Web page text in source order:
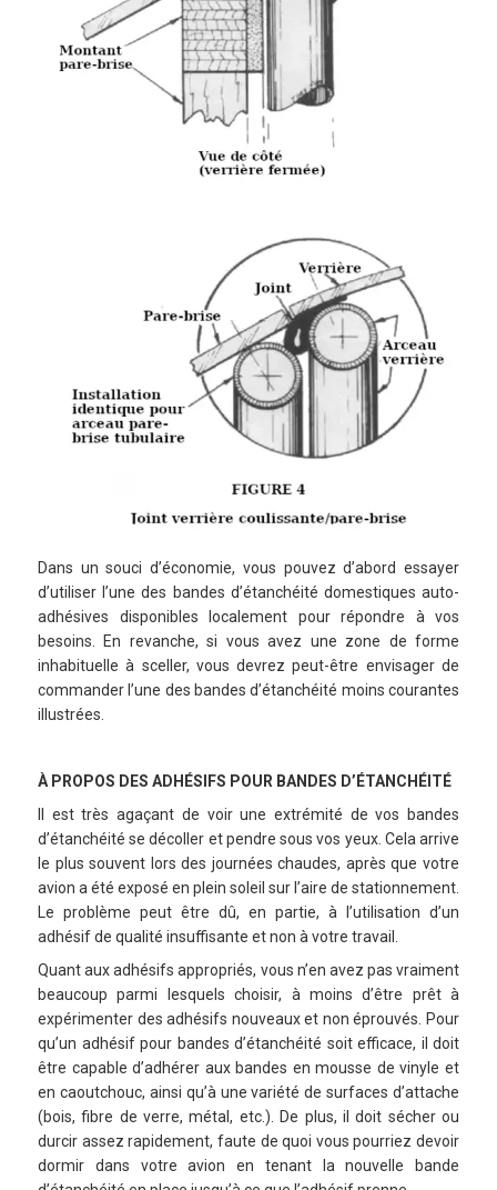
Dans un souci d’économie, vous pouvez d’abord essayer
d’utiliser l’une des bandes d’étanchéité domestiques auto-
adhésives disponibles localement pour répondre à vos
besoins. En revanche, si vous avez une zone de forme
inhabituelle à sceller, vous devrez peut-être envisager de
commander l’une des bandes d’étanchéité moins courantes
illustrées.
À PROPOS DES ADHÉSIFS POUR BANDES D’ÉTANCHÉITÉ
Il est très agaçant de voir une extrémité de vos bandes
d’étanchéité se décoller et pendre sous vos yeux. Cela arrive
le plus souvent lors des journées chaudes, après que votre
avion a été exposé en plein soleil sur l’aire de stationnement.
Le problème peut être dû, en partie, à l’utilisation d’un
adhésif de qualité insuffisante et non à votre travail.
Quant aux adhésifs appropriés, vous n’en avez pas vraiment
beaucoup parmi lesquels choisir, à moins d’être prêt à
expérimenter des adhésifs nouveaux et non éprouvés. Pour
qu’un adhésif pour bandes d’étanchéité soit efficace, il doit
être capable d’adhérer aux bandes en mousse de vinyle et
en caoutchouc, ainsi qu’à une variété de surfaces d’attache
(bois, fibre de verre, métal, etc.). De plus, il doit sécher ou
durcir assez rapidement, faute de quoi vous pourriez devoir
dormir dans votre avion en tenant la nouvelle bande